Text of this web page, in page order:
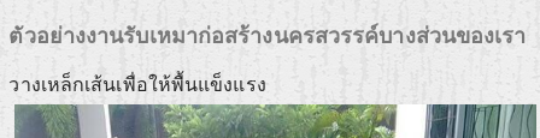
ตัวอย่างงานรับเหมาก่อสร้างนครสวรรค์บางส่วนของเรา
วางเหล็กเส้นเพื่อให้พื้นแข็งแรง